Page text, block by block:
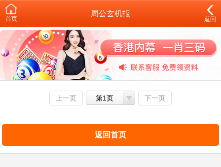
首页
周公玄机报
返回
上一页 第1页 下一页
返回首页